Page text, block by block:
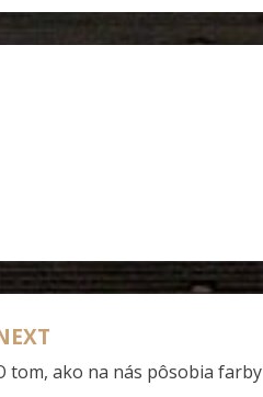
tom, ako na nás pôsobia farby